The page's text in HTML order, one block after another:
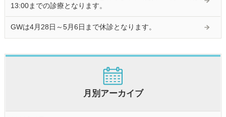
13:00までの診療となります。
GWは4月28日～5月6日まで休診となります。
月別アーカイブ